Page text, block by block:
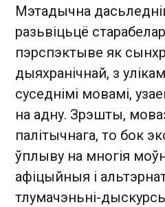
Мэтадычна
разьвіцьцё
пэрспэктыве як
дыяхранічнай, з
суседнімі мовамі,
на адну. Зрэшты,
палітычнага, то бок
ўплыву на многія
афіцыйныя і
тлумачэньні-